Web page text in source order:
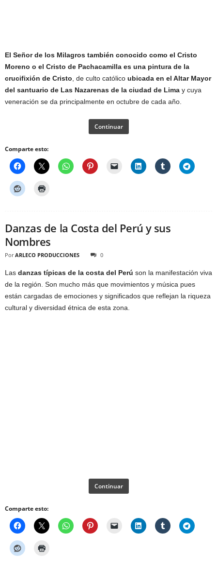
El Señor de los Milagros también conocido como el Cristo
Moreno o el Cristo de Pachacamilla es una pintura de la
crucifixión de Cristo , de culto católico ubicada en el Altar Mayor
del santuario de Las Nazarenas de la ciudad de Lima y cuya
veneración se da principalmente en octubre de cada año.
Continuar
Comparte esto:
Danzas de la Costa del Perú y sus
Nombres
Por ARLECO PRODUCCIONES 0
Las danzas típicas de la costa del Perú son la manifestación viva
de la región. Son mucho más que movimientos y música pues
están cargadas de emociones y significados que reflejan la riqueza
cultural y diversidad étnica de esta zona.
Continuar
Comparte esto: